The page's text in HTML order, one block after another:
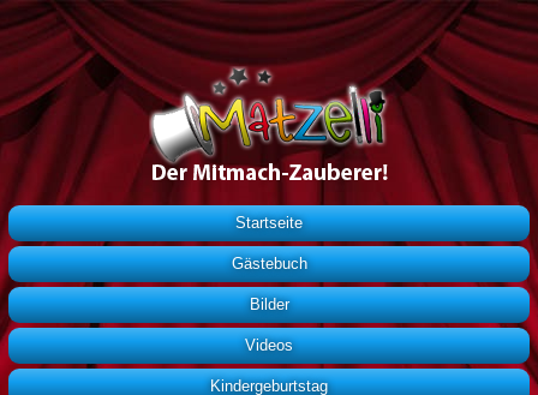
Startseite
Gästebuch
Bilder
Videos
Kindergeburtstag